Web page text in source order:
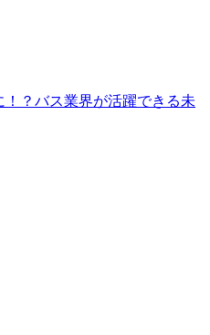
？バス業界が活躍できる未